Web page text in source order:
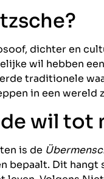
dichter en
wil hebben
traditionele
in een wereld
wil tot
is de
bepaalt. Dit hangt